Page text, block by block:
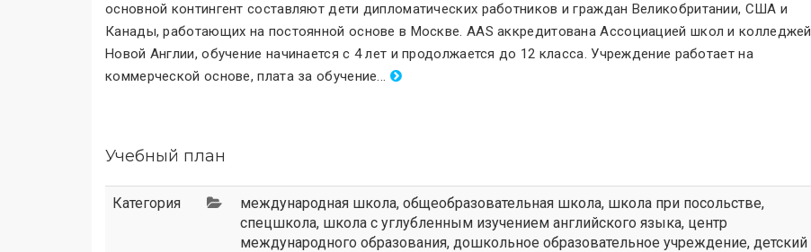
основной контингент составляют дети дипломатических работников и граждан Великобритании, США и
Канады, работающих на постоянной основе в Москве. AAS аккредитована Ассоциацией школ и колледжей
Новой Англии, обучение начинается с 4 лет и продолжается до 12 класса. Учреждение работает на
коммерческой основе, плата за обучение...
Учебный план
Категория международная школа, общеобразовательная школа, школа при посольстве,
спецшкола, школа с углубленным изучением английского языка, центр
международного образования, дошкольное образовательное учреждение, детский